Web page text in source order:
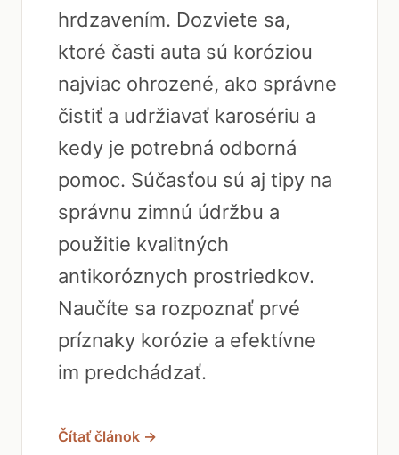
hrdzavením. Dozviete sa,
ktoré časti auta sú koróziou
najviac ohrozené, ako správne
čistiť a udržiavať karosériu a
kedy je potrebná odborná
pomoc. Súčasťou sú aj tipy na
správnu zimnú údržbu a
použitie kvalitných
antikoróznych prostriedkov.
Naučíte sa rozpoznať prvé
príznaky korózie a efektívne
im predchádzať.
Čítať článok →